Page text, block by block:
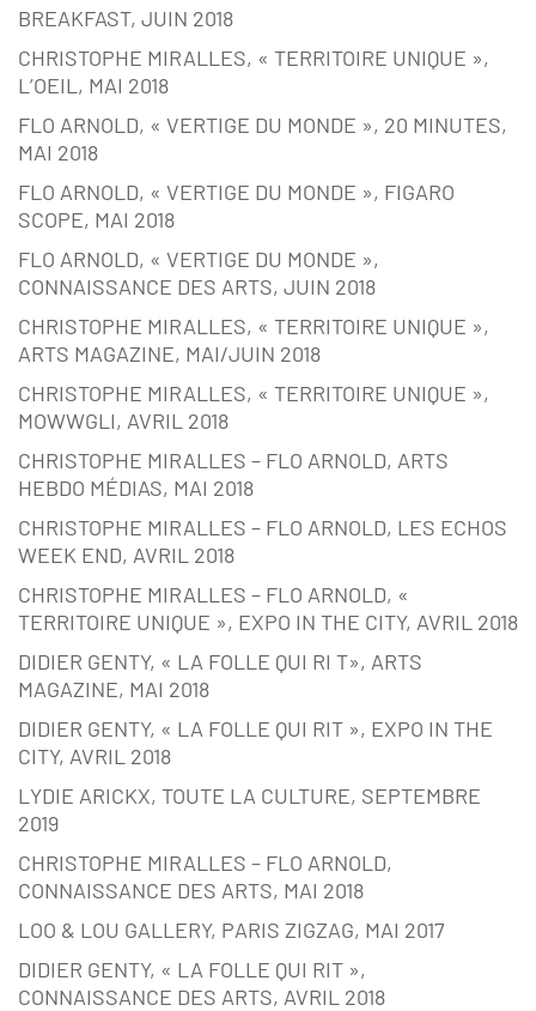
BREAKFAST, JUIN 2018
CHRISTOPHE MIRALLES, « TERRITOIRE UNIQUE »,
L’OEIL, MAI 2018
FLO ARNOLD, « VERTIGE DU MONDE », 20 MINUTES,
MAI 2018
FLO ARNOLD, « VERTIGE DU MONDE », FIGARO
SCOPE, MAI 2018
FLO ARNOLD, « VERTIGE DU MONDE »,
CONNAISSANCE DES ARTS, JUIN 2018
CHRISTOPHE MIRALLES, « TERRITOIRE UNIQUE »,
ARTS MAGAZINE, MAI/JUIN 2018
CHRISTOPHE MIRALLES, « TERRITOIRE UNIQUE »,
MOWWGLI, AVRIL 2018
CHRISTOPHE MIRALLES – FLO ARNOLD, ARTS
HEBDO MÉDIAS, MAI 2018
CHRISTOPHE MIRALLES – FLO ARNOLD, LES ECHOS
WEEK END, AVRIL 2018
CHRISTOPHE MIRALLES – FLO ARNOLD, «
TERRITOIRE UNIQUE », EXPO IN THE CITY, AVRIL 2018
DIDIER GENTY, « LA FOLLE QUI RI T», ARTS
MAGAZINE, MAI 2018
DIDIER GENTY, « LA FOLLE QUI RIT », EXPO IN THE
CITY, AVRIL 2018
LYDIE ARICKX, TOUTE LA CULTURE, SEPTEMBRE
2019
CHRISTOPHE MIRALLES – FLO ARNOLD,
CONNAISSANCE DES ARTS, MAI 2018
LOO & LOU GALLERY, PARIS ZIGZAG, MAI 2017
DIDIER GENTY, « LA FOLLE QUI RIT »,
CONNAISSANCE DES ARTS, AVRIL 2018